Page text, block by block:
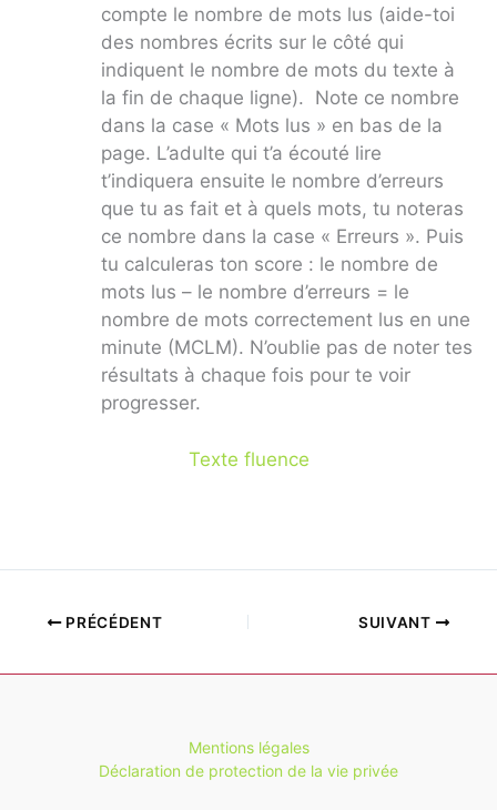
compte le nombre de mots lus (aide-toi
des nombres écrits sur le côté qui
indiquent le nombre de mots du texte à
la fin de chaque ligne). Note ce nombre
dans la case « Mots lus » en bas de la
page. L’adulte qui t’a écouté lire
t’indiquera ensuite le nombre d’erreurs
que tu as fait et à quels mots, tu noteras
ce nombre dans la case « Erreurs ». Puis
tu calculeras ton score : le nombre de
mots lus – le nombre d’erreurs = le
nombre de mots correctement lus en une
minute (MCLM). N’oublie pas de noter tes
résultats à chaque fois pour te voir
progresser.
Texte fluence
PRÉCÉDENT SUIVANT
Mentions légales
Déclaration de protection de la vie privée